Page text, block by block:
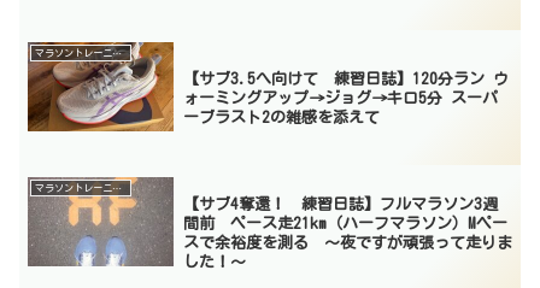
マラソントレーニング
【サブ3.5へ向けて 練習日誌】120分ラン ウ
ォーミングアップ→ジョグ→キロ5分 スーパ
ーブラスト2の雑感を添えて
マラソントレーニング
【サブ4奪還！ 練習日誌】フルマラソン3週
間前 ペース走21km（ハーフマラソン）Mペー
スで余裕度を測る 〜夜ですが頑張って走りま
した！〜